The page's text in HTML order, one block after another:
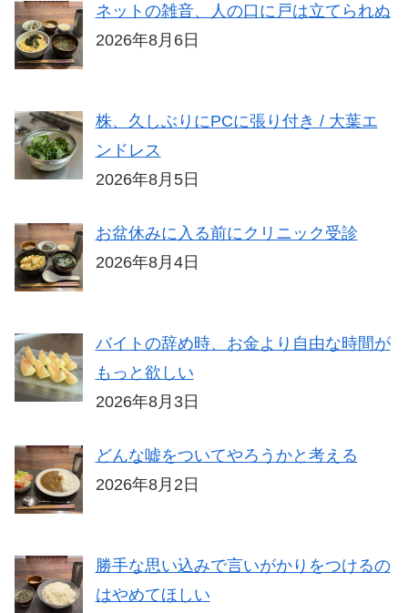
ネットの雑音、人の口に戸は立てられぬ
2026年8月6日
株、久しぶりにPCに張り付き / 大葉エ
ンドレス
2026年8月5日
お盆休みに入る前にクリニック受診
2026年8月4日
バイトの辞め時、お金より自由な時間が
もっと欲しい
2026年8月3日
どんな嘘をついてやろうかと考える
2026年8月2日
勝手な思い込みで言いがかりをつけるの
はやめてほしい